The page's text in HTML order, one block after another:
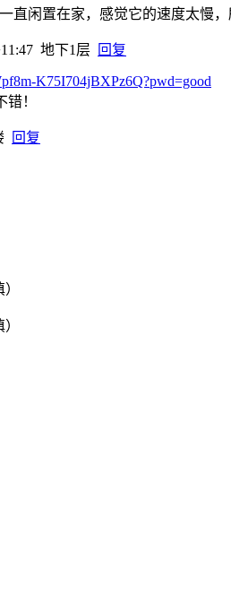
直闲置在家，感觉它的速度太慢
地下1层 回复
K75I704jBXPz6Q?pwd=good
！
回复